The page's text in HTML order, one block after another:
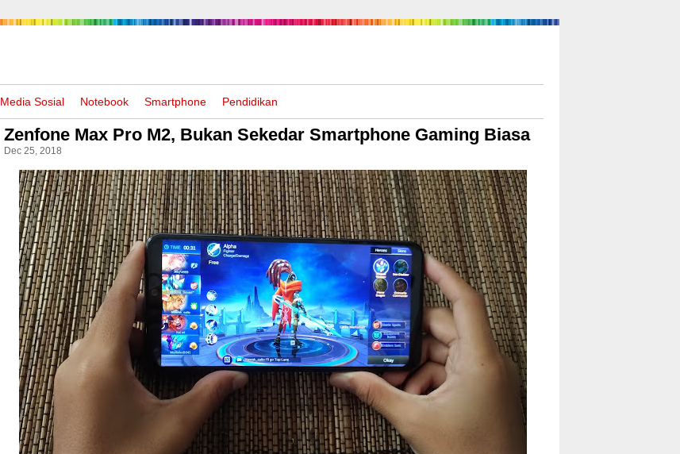
Media Sosial Notebook Smartphone Pendidikan
Zenfone Max Pro M2, Bukan Sekedar Smartphone Gaming Biasa
Dec 25, 2018